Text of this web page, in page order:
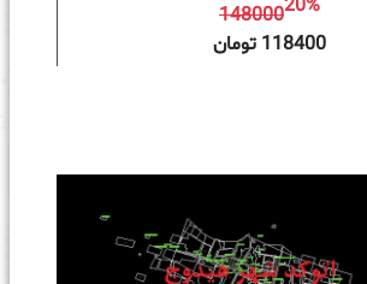
14800020%
118400 تومان